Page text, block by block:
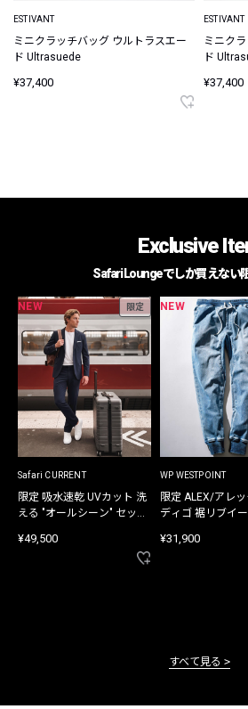
ESTIVANT
ミニクラッチバッグ ウルトラスエー
ド Ultrasuede
¥37,400
ESTIVANT
ミニク
ド
¥37,400
Exclusive
Safari Loungeでしか買えない
NEW 限定
Safari CURRENT
限定 吸水速乾 UVカット 洗
える "オールシーン" セット
¥49,500
NEW
WP WESTPOINT
限定 ALEX/アレ
ディゴ 裾リブイー
¥31,900
すべて見る